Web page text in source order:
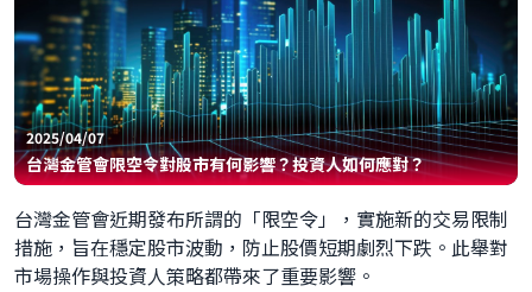
2025/04/07
台灣金管會限空令對股市有何影響？投資人如何應對？
台灣金管會近期發布所謂的「限空令」，實施新的交易限制
措施，旨在穩定股市波動，防止股價短期劇烈下跌。此舉對
市場操作與投資人策略都帶來了重要影響。